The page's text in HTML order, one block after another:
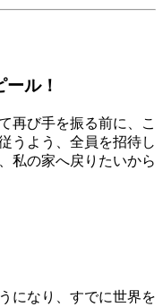
ル！
再び手を振る前に、こ
うよう、全員を招待し
私の家へ戻りたいから
になり、すでに世界を